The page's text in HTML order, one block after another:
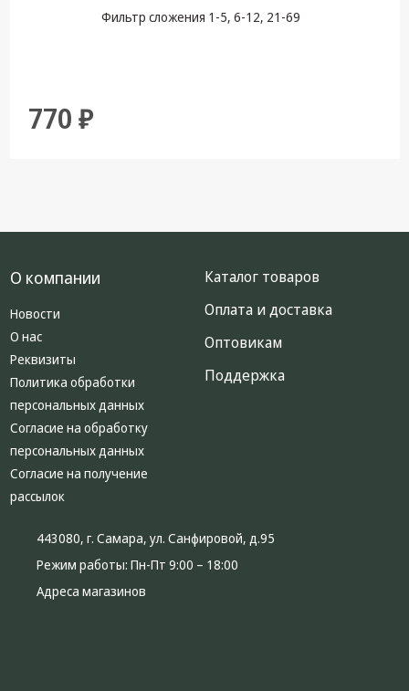
Фильтр сложения 1-5, 6-12, 21-69
770 ₽
О компании
Новости
О нас
Реквизиты
Политика обработки
персональных данных
Согласие на обработку
персональных данных
Согласие на получение
рассылок
Каталог товаров
Оплата и доставка
Оптовикам
Поддержка
443080, г. Самара, ул. Санфировой, д.95
Режим работы: Пн-Пт 9:00 – 18:00
Адреса магазинов